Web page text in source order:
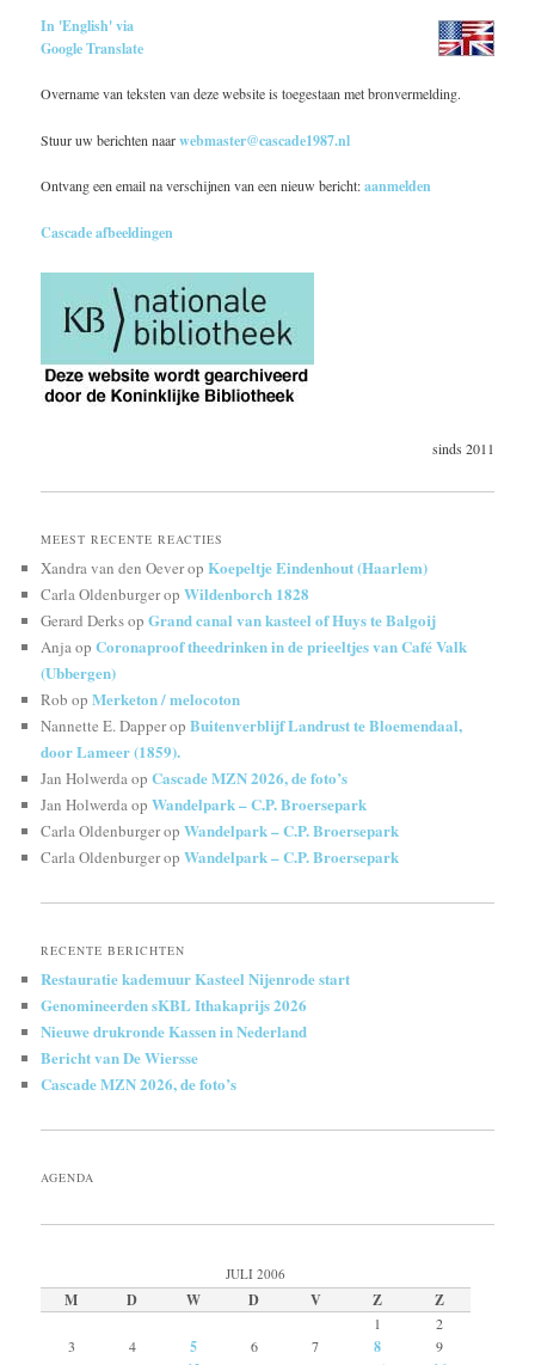
In 'English' via
Google Translate
Overname van teksten van deze website is toegestaan met bronvermelding.
Stuur uw berichten naarwebmaster@cascade1987.nl
Ontvang een email na verschijnen van een nieuw bericht:aanmelden
Cascade afbeeldingen
sinds 2011
MEEST RECENTE REACTIES
Xandra van den OeveropKoepeltje Eindenhout (Haarlem)
Carla OldenburgeropWildenborch 1828
Gerard DerksopGrand canal van kasteel of Huys te Balgoij
AnjaopCoronaproof theedrinken in de prieeltjes van Café Valk
(Ubbergen)
Rob opMerketon / melocoton
Nannette E. DapperopBuitenverblijf Landrust te Bloemendaal,
door Lameer (1859).
Jan HolwerdaopCascade MZN 2026, de foto’s
Jan HolwerdaopWandelpark – C.P. Broersepark
Carla OldenburgeropWandelpark – C.P. Broersepark
Carla OldenburgeropWandelpark – C.P. Broersepark
RECENTE BERICHTEN
Restauratie kademuur Kasteel Nijenrode start
Genomineerden sKBL Ithakaprijs 2026
Nieuwe drukronde Kassen in Nederland
Bericht van De Wiersse
Cascade MZN 2026, de foto’s
AGENDA
JULI 2006
M D W D V Z Z
1
2
3
4 5 6 7 8
9